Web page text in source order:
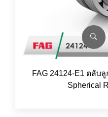
FAG 24124-E1 ตลับ
Spherical